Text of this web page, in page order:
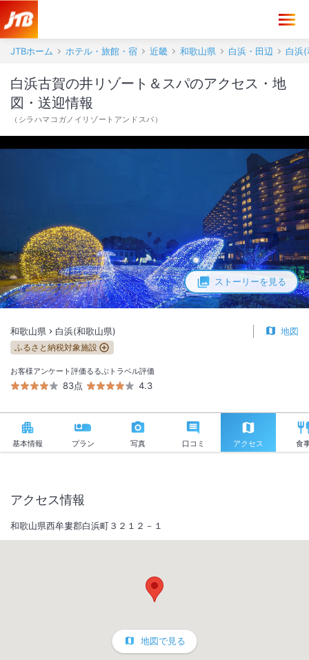
JTBホーム ホテル・旅館・宿 近畿 和歌山県 白浜・田辺 白浜
ストーリーを見る
白浜古賀の井リゾート＆スパのアクセス・地
図・送迎情報
（ シラハマコガノイリゾートアンドスパ ）
和歌山県 白浜(和歌山県) 地図
ふるさと納税対象施設
お客様アンケート評価
83点
るるぶトラベル評価
4.3
基本情報 プラン 写真 口コミ アクセス 食
アクセス情報
和歌山県西牟婁郡白浜町３２１２－１
地図で見る